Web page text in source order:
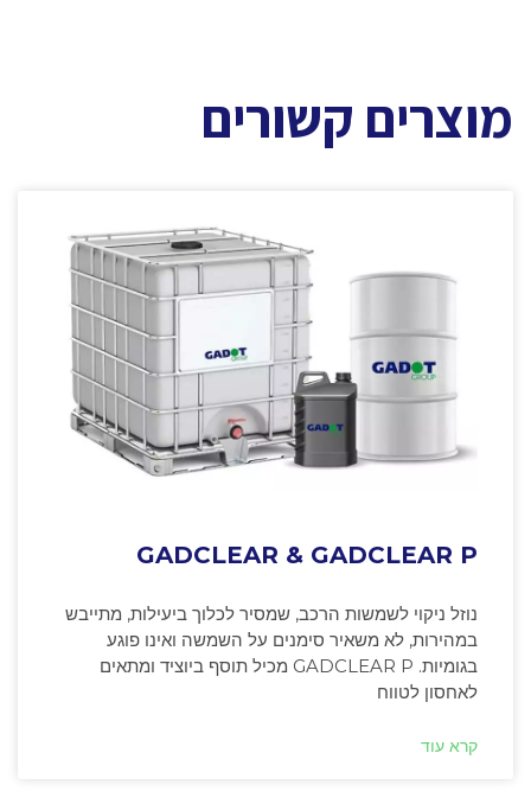
מוצרים קשורים
GADCLEAR & GADCLEAR P
נוזל ניקוי לשמשות הרכב, שמסיר לכלוך ביעילות, מתייבש
במהירות, לא משאיר סימנים על השמשה ואינו פוגע
בגומיות. GADCLEAR P מכיל תוסף ביוציד ומתאים
לאחסון לטווח
קרא עוד